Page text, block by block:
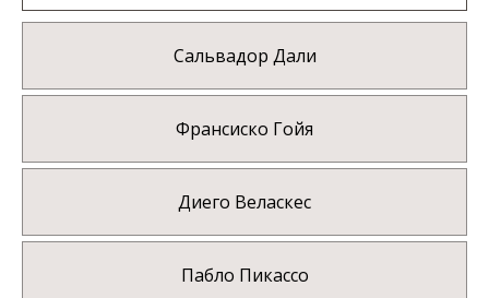
Сальвадор Дали
Франсиско Гойя
Диего Веласкес
Пабло Пикассо